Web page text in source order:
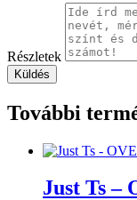
Részletek
Küldés
További
Just Ts –